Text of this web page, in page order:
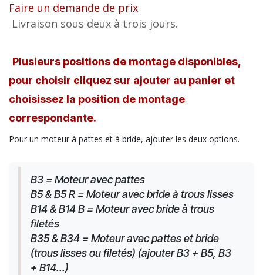
Faire un demande de prix
Livraison sous deux à trois jours.
Plusieurs positions de montage disponibles,
pour choisir cliquez sur ajouter au panier et
choisissez la position de montage
correspondante.
Pour un moteur à pattes et à bride, ajouter les deux options.
B3 = Moteur avec pattes
B5 & B5 R = Moteur avec bride à trous lisses
B14 & B14 B = Moteur avec bride à trous
filetés
B35 & B34 = Moteur avec pattes et bride
(trous lisses ou filetés) (ajouter B3 + B5, B3
+ B14...)